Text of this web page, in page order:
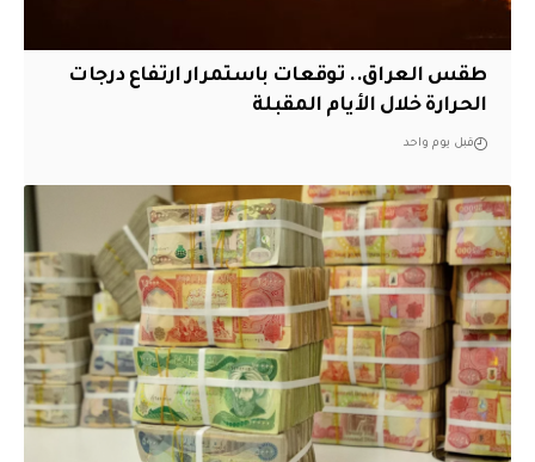
طقس العراق.. توقعات باستمرار ارتفاع درجات
الحرارة خلال الأيام المقبلة
قبل يوم واحد